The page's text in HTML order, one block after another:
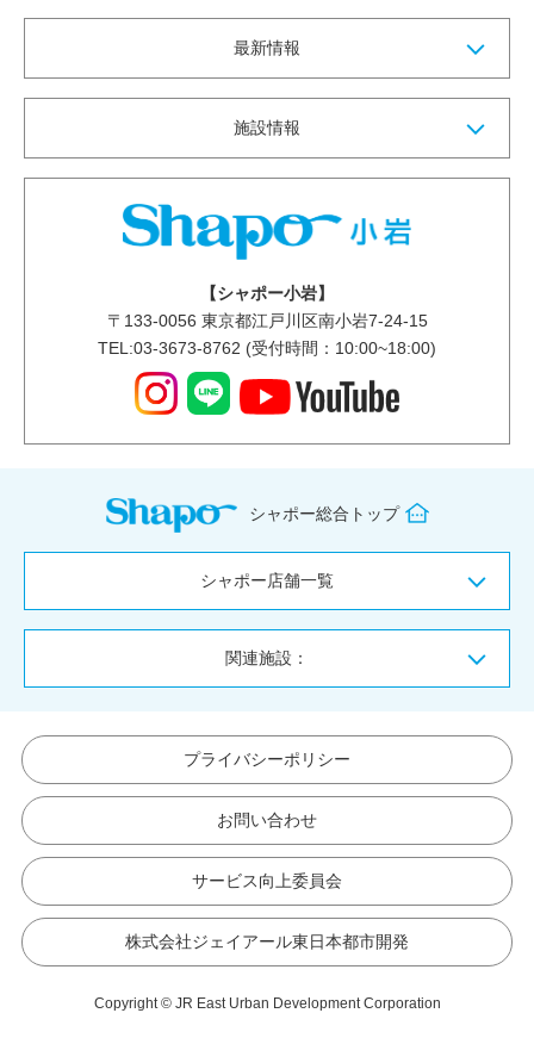
最新情報
施設情報
【シャポー小岩】
〒 133-0056 東京都江戸川区南小岩7-24-15
TEL:03-3673-8762 (受付時間：10:00~18:00)
シャポー総合トップ
シャポー店舗一覧
関連施設：
プライバシーポリシー
お問い合わせ
サービス向上委員会
株式会社ジェイアール東日本都市開発
Copyright © JR East Urban Development Corporation